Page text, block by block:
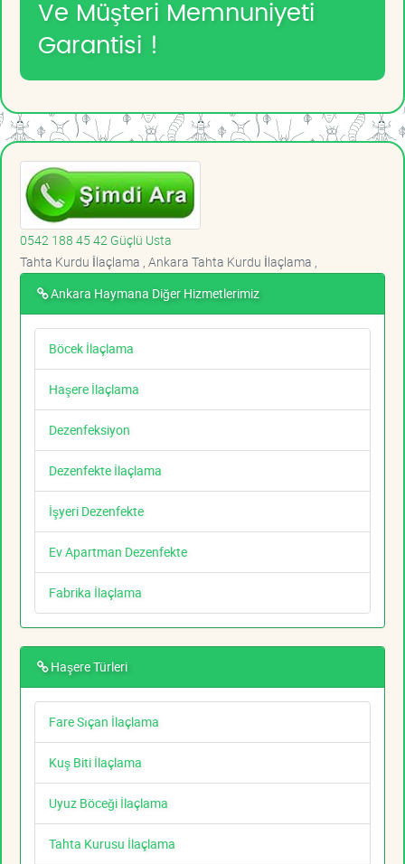
Ve Müşteri Memnuniyeti
Garantisi !
0542 188 45 42 Güçlü Usta
Tahta Kurdu İlaçlama , Ankara Tahta Kurdu İlaçlama ,
Ankara Haymana Diğer Hizmetlerimiz
Böcek İlaçlama
Haşere İlaçlama
Dezenfeksiyon
Dezenfekte İlaçlama
İşyeri Dezenfekte
Ev Apartman Dezenfekte
Fabrika İlaçlama
Haşere Türleri
Fare Sıçan İlaçlama
Kuş Biti İlaçlama
Uyuz Böceği İlaçlama
Tahta Kurusu İlaçlama